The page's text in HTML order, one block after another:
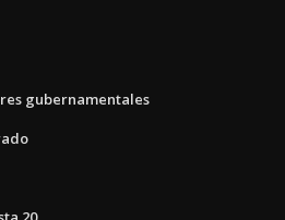
gubernamentales